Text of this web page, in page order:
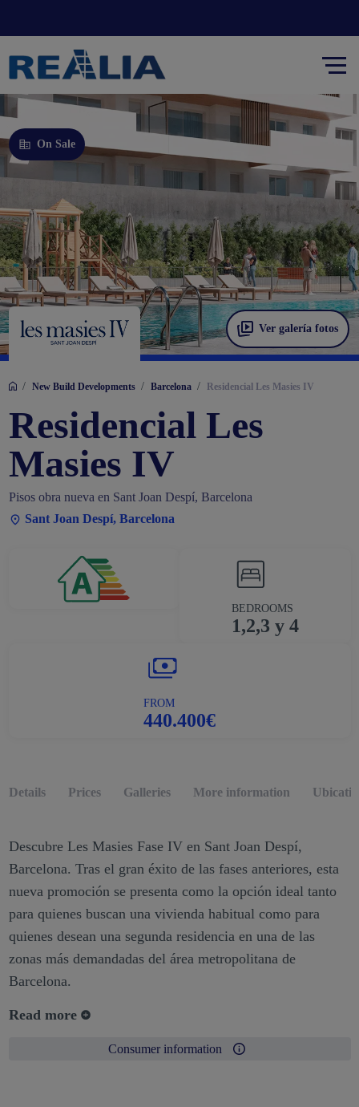
Ver galería fotos
On Sale
/ New Build Developments / Barcelona / Residencial Les Masies IV
Residencial Les
Masies IV
Pisos obra nueva en Sant Joan Despí, Barcelona
Sant Joan Despí, Barcelona
BEDROOMS
1,2,3 y 4
FROM
440.400€
Details Prices Galleries More information
Descubre Les Masies Fase IV en Sant Joan Despí,
Barcelona. Tras el gran éxito de las fases anteriores, esta
nueva promoción se presenta como la opción ideal tanto
para quienes buscan una vivienda habitual como para
quienes desean una segunda residencia en una de las
zonas más demandadas del área metropolitana de
Barcelona.
Read more
Consumer information